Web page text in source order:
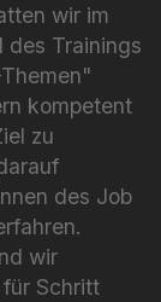
wir im
des Trainings
kompetent
zu
des Job
wir
Schritt